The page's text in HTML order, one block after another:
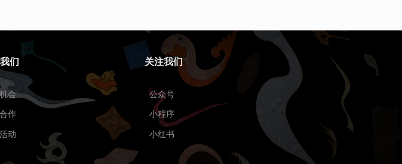
们 关注我们
公众号
小程序
小红书
会
作
动